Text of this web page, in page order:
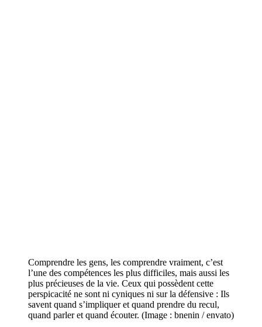
Comprendre les gens, les comprendre vraiment, c’est
l’une des compétences les plus difficiles, mais aussi les
plus précieuses de la vie. Ceux qui possèdent cette
perspicacité ne sont ni cyniques ni sur la défensive : Ils
savent quand s’impliquer et quand prendre du recul,
quand parler et quand écouter. (Image : bnenin / envato)